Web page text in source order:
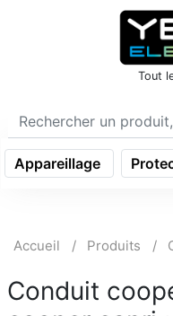
icon menu burger
Tout
Appareillage
Accueil Produits
Conduit